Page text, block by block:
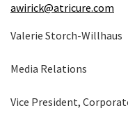
awirick@atricure.com
Valerie Storch-Willhaus
Media Relations
Vice President,